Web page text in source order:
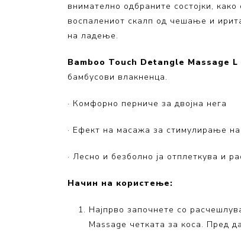
внимателно одбраните состојки,
воспалениот скалп од чешање и
на ладење.
Bamboo Touch Detangle Massage L
бамбусови влакненца.
· Комфорно перниче за двојна нега
· Ефект на масажа за стимулирање на
· Лесно и безболно ја отплеткува и
Начин на користење:
Најпрво започнете со
Massage четката за коса. Пред